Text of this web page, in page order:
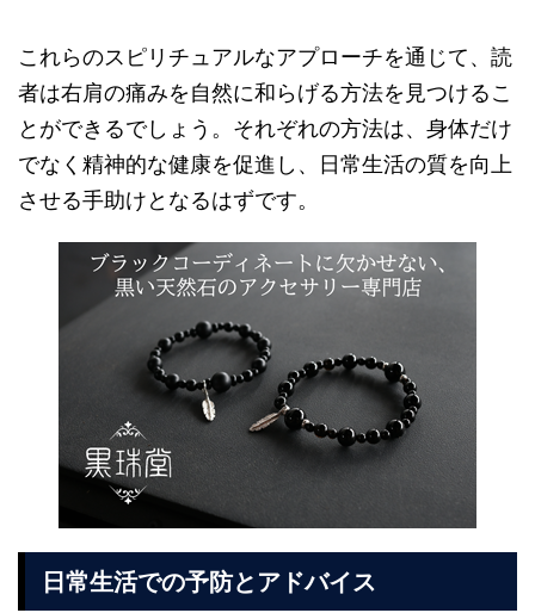
これらのスピリチュアルなアプローチを通じて、読
者は右肩の痛みを自然に和らげる方法を見つけるこ
とができるでしょう。それぞれの方法は、身体だけ
でなく精神的な健康を促進し、日常生活の質を向上
させる手助けとなるはずです。
日常生活での予防とアドバイス